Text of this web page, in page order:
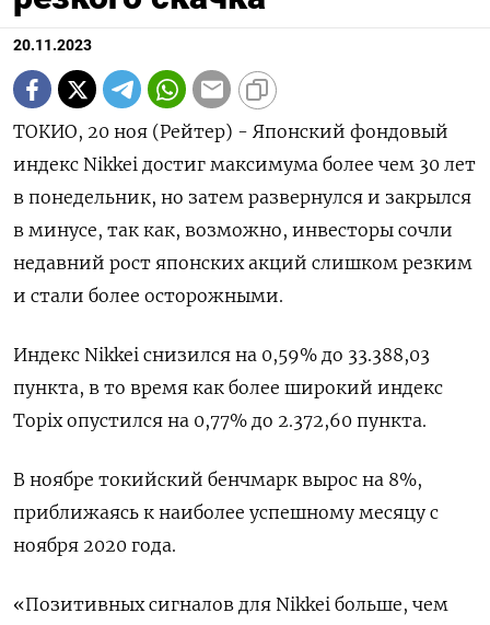
20.11.2023
ТОКИО, 20 ноя (Рейтер) - Японский фондовый
индекс Nikkei достиг максимума более чем 30 лет
в понедельник, но затем развернулся и закрылся
в минусе, так как, возможно, инвесторы сочли
недавний рост японских акций слишком резким
и стали более осторожными.
Индекс Nikkei снизился на 0,59% до 33.388,03
пункта, в то время как более широкий индекс
Topix опустился на 0,77% до 2.372,60 пункта.
В ноябре токийский бенчмарк вырос на 8%,
приближаясь к наиболее успешному месяцу с
ноября 2020 года.
«Позитивных сигналов для Nikkei больше, чем